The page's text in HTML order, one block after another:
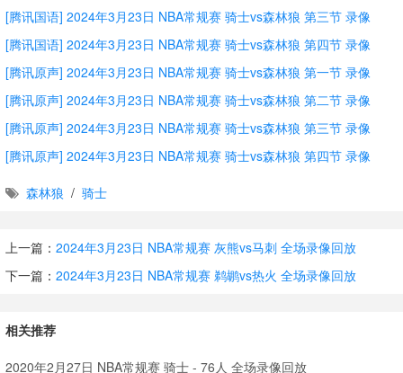
[腾讯国语] 2024年3月23日 NBA常规赛 骑士vs森林狼 第三节 录像
[腾讯国语] 2024年3月23日 NBA常规赛 骑士vs森林狼 第四节 录像
[腾讯原声] 2024年3月23日 NBA常规赛 骑士vs森林狼 第一节 录像
[腾讯原声] 2024年3月23日 NBA常规赛 骑士vs森林狼 第二节 录像
[腾讯原声] 2024年3月23日 NBA常规赛 骑士vs森林狼 第三节 录像
[腾讯原声] 2024年3月23日 NBA常规赛 骑士vs森林狼 第四节 录像
森林狼 / 骑士
上一篇： 2024年3月23日 NBA常规赛 灰熊vs马刺 全场录像回放
下一篇： 2024年3月23日 NBA常规赛 鹈鹕vs热火 全场录像回放
相关推荐
2020年2月27日 NBA常规赛 骑士 - 76人 全场录像回放